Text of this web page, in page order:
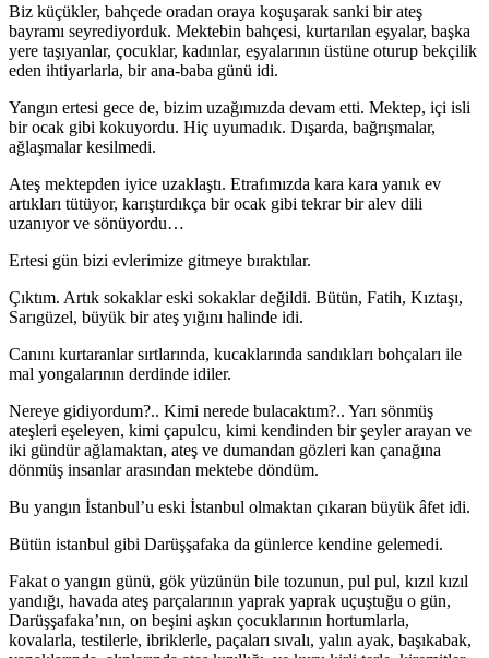
Biz küçükler, bahçede oradan oraya koşuşarak sanki bir ateş
bayramı seyrediyorduk. Mektebin bahçesi, kurta­rılan eşyalar, başka
yere taşıyanlar, çocuklar, kadınlar, eş­yalarının üstüne oturup bekçilik
eden ihtiyarlarla, bir ana-baba günü idi.
Yangın ertesi gece de, bizim uzağımızda devam etti. Mektep, içi isli
bir ocak gibi kokuyordu. Hiç uyumadık. Dışarda, bağrışmalar,
ağlaşmalar kesilmedi.
Ateş mektepden iyice uzaklaştı. Etrafımızda kara ka­ra yanık ev
artıkları tütüyor, karıştırdıkça bir ocak gibi tekrar bir alev dili
uzanıyor ve sönüyordu…
Ertesi gün bizi evlerimize gitmeye bıraktılar.
Çıktım. Artık sokaklar eski sokaklar değildi. Bütün, Fatih, Kıztaşı,
Sarıgüzel, büyük bir ateş yığını halinde idi.
Canını kurtaranlar sırtlarında, kucaklarında sandıkları bohçaları ile
mal yongalarının derdinde idiler.
Nereye gidiyordum?.. Kimi nerede bulacaktım?.. Ya­rı sönmüş
ateşleri eşeleyen, kimi çapulcu, kimi kendinden bir şeyler arayan ve
iki gündür ağlamaktan, ateş ve du­mandan gözleri kan çanağına
dönmüş insanlar arasından mektebe döndüm.
Bu yangın İstanbul’u eski İstanbul olmaktan çıkaran büyük âfet idi.
Bütün istanbul gibi Darüşşafaka da günlerce kendine gelemedi.
Fakat o yangın günü, gök yüzünün bile tozunun, pul pul, kızıl kızıl
yandığı, havada ateş parçalarının yaprak yaprak uçuştuğu o gün,
Darüşşafaka’nın, on beşini aşkın çocuklarının hortumlarla,
kovalarla, testilerle, ibriklerle, paçaları sıvalı, yalın ayak, başıkabak,